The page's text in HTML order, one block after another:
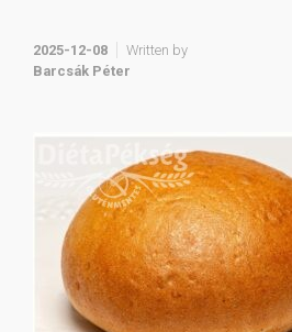
2025-12-08
Written by
Barcsák Péter